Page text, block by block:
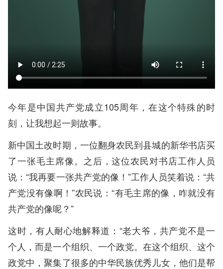
今年是中国共产党成立105周年，在这个特殊的时
刻，让我想起一则故事。
新中国土改时期，一位翻身农民到县城的新华书店买
了一张毛主席像。之后，这位农民对书店工作人员
说：“我再要一张共产党的像！”工作人员笑着说：“共
产党没有像啊！”农民说：“有毛主席的像，咋就没有
共产党的像呢？”
这时，有人耐心地解释道：“老大爷，共产党不是一
个人，而是一个组织、一个政党。在这个组织、这个
政党中，聚集了很多的中华民族优秀儿女，他们是帮